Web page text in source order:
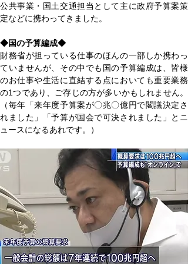
公共事業・国土交通担当として主に政府予算案策
定などに携わってきました。
◆国の予算編成◆
財務省が担っている仕事のほんの一部しか携わっ
ていませんが、その中でも国の予算編成は、皆様
のお仕事や生活に直結する点においても重要業務
の1つであり、ご存じの方が多いかもしれません。
（毎年「来年度予算案が〇兆〇億円で閣議決定さ
れました」「予算が国会で可決されました」とニ
ュースになるあれです。）